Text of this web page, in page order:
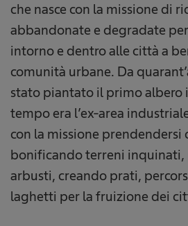
che nasce con la missione di
abbandonate e degradate
intorno e dentro alle città a
comunità urbane. Da
stato piantato il primo albero
tempo era l’ex-area
con la missione prendendersi
bonificando terreni inquinati,
arbusti, creando prati,
laghetti per la fruizione dei